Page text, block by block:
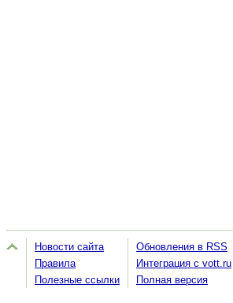
Новости сайта
Правила
Полезные ссылки
Обновления в RSS
Интеграция с vott.ru
Полная версия